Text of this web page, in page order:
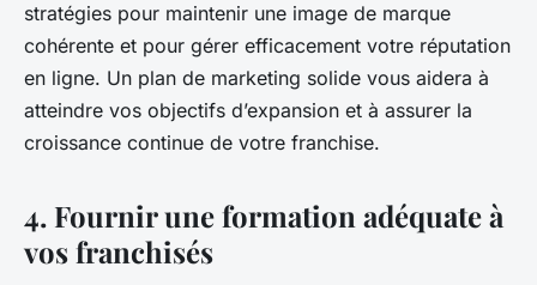
stratégies pour maintenir une image de marque
cohérente et pour gérer efficacement votre réputation
en ligne. Un plan de marketing solide vous aidera à
atteindre vos objectifs d’expansion et à assurer la
croissance continue de votre franchise.
4. Fournir une formation adéquate à
vos franchisés